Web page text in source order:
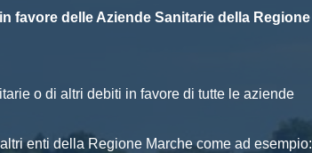
favore delle Aziende Sanitarie della Regione
o di altri debiti in favore di tutte le aziende
enti della Regione Marche come ad esempio: